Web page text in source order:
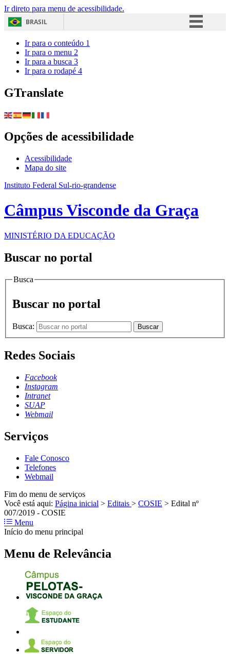
Ir direto para menu de acessibilidade.
BRASIL
Ir para o conteúdo 1
Ir para o menu 2
Ir para a busca 3
Ir para o rodapé 4
GTranslate
Opções de acessibilidade
Acessibilidade
Mapa do site
Instituto Federal Sul-rio-grandense
Câmpus Visconde da Graça
MINISTÉRIO DA EDUCAÇÃO
Buscar no portal
Busca
Buscar no portal
Busca: Buscar
Redes Sociais
Facebook
Instagram
Intranet
SUAP
Webmail
Serviços
Fale Conosco
Telefones
Webmail
Fim do menu de serviços
Você está aqui: Página inicial > Editais > COSIE > Edital nº
007/2019 - COSIE
Menu
Início do menu principal
Menu de Relevância